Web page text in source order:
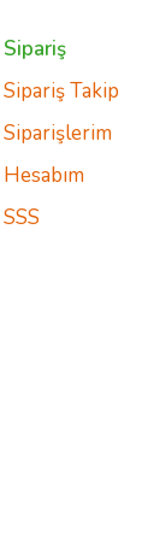
Sipariş
Sipariş Takip
Siparişlerim
Hesabım
SSS